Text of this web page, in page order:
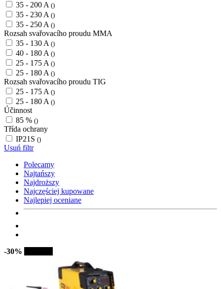
35 - 200 A ()
35 - 230 A ()
35 - 250 A ()
Rozsah svařovacího proudu MMA
35 - 130 A ()
40 - 180 A ()
25 - 175 A ()
25 - 180 A ()
Rozsah svařovacího proudu TIG
25 - 175 A ()
25 - 180 A ()
Účinnost
85 % ()
Třída ochrany
IP21S ()
Usuń filtr
Polecamy
Najtańszy
Najdroższy
Najczęściej kupowane
Najlepiej oceniane
-30%